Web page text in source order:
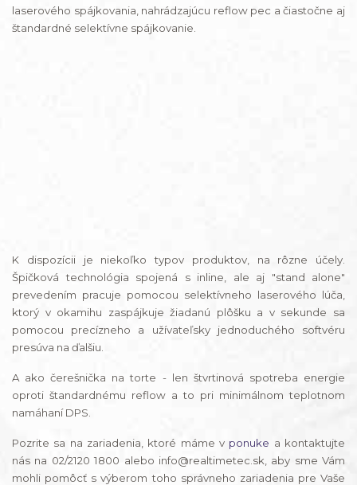
laserového spájkovania, nahrádzajúcu reflow pec a čiastočne aj
štandardné selektívne spájkovanie.
K dispozícii je niekoľko typov produktov, na rôzne účely.
Špičková technológia spojená s inline, ale aj "stand alone"
prevedením pracuje pomocou selektívneho laserového lúča,
ktorý v okamihu zaspájkuje žiadanú plôšku a v sekunde sa
pomocou precízneho a užívateľsky jednoduchého softvéru
presúva na ďalšiu.
A ako čerešnička na torte - len štvrtinová spotreba energie
oproti štandardnému reflow a to pri minimálnom teplotnom
namáhaní DPS.
Pozrite sa na zariadenia, ktoré máme v ponuke a kontaktujte
nás na 02/2120 1800 alebo info@realtimetec.sk, aby sme Vám
mohli pomôcť s výberom toho správneho zariadenia pre Vaše